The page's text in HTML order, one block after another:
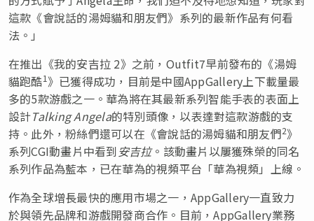
這款《會說話的湯姆貓和朋友們》系列的最新作品有何看
法。」
在推出《我的安吉拉 2》之前，Outfit7早前發布的《湯姆
貓跑酷1 》已獲得成功，目前是中國AppGallery上下載量最
多的5款游戲之一。華為將在其最新系列智能手表的表面上
設計Talking Angela的特別頭像，以表達對這款游戲的支
持。此外，粉絲們還可以在《會說話的湯姆貓和朋友們2》
系列CGI動畫片中看到安吉拉。該動畫片以屢獲殊榮的同名
系列作品為藍本，已在華為的視頻平台「華為視頻」上線。
作為全球增長最快的應用市場之一，AppGallery一直致力
於與領先品牌和游戲開發商合作。目前，AppGallery業務